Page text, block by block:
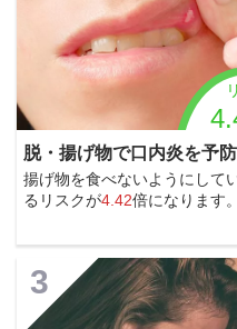
脱・揚げ物で口内炎を予防
揚げ物を食べないようにして
るリスクが4.42倍になります。
3